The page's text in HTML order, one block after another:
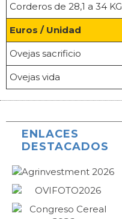
Corderos de 28,1 a 34 KG
Euros / Unidad
Ovejas sacrificio
Ovejas vida
ENLACES
DESTACADOS